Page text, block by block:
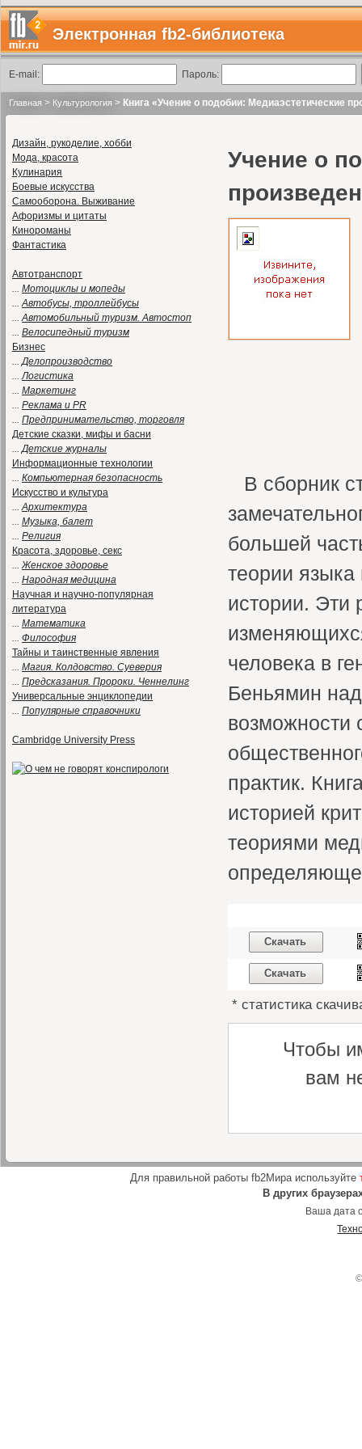
Электронная fb2-библиотека
E-mail: Пароль:
Главная > Культурология > Книга «Учение о подобии: Медиаэстетические
Дизайн, рукоделие, хобби
Мода, красота
Кулинария
Боевые искусства
Самооборона. Выживание
Афоризмы и цитаты
Кинороманы
Фантастика
Автотранспорт
... Мотоциклы и мопеды
...Автобусы, троллейбусы
...Автомобильный туризм. Автостоп
... Велосипедный туризм
Бизнес
...Делопроизводство
...Логистика
... Маркетинг
... Реклама и PR
... Предпринимательство, торговля
Детские сказки, мифы и басни
...Детские журналы
Информационные технологии
... Компьютерная безопасность
Искусство и культура
...Архитектура
... Музыка, балет
... Религия
Красота, здоровье, секс
...Женское здоровье
... Народная медицина
Научная и научно-популярная
литература
... Математика
... Философия
Тайны и таинственные явления
... Магия. Колдовство. Суеверия
... Предсказания. Пророки. Ченнелинг
Универсальные энциклопедии
... Популярные справочники
Cambridge University Press
Учение о
В сборник
большей
теории
истории. Эти
человека в
Беньямин
возможности
практик.
историей
теориями
Скачать
Скачать
* статистика
Чтобы
вам
Для правильной работы fb2Мира используйте
В других
Ваша дата